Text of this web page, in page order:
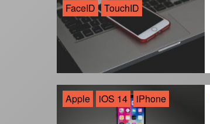
FaceID
TouchID
Apple iOS 14 iPhone